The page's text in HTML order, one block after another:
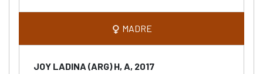
MADRE
JOY LADINA (ARG) H, A, 2017